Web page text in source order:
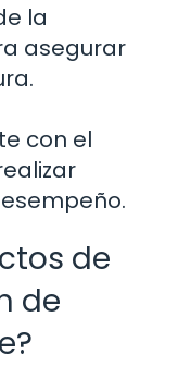
la
asegurar
con el
de
de